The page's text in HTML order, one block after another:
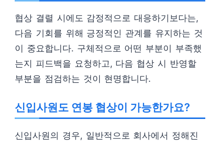
협상 결렬 시에도 감정적으로 대응하기보다는,
다음 기회를 위해 긍정적인 관계를 유지하는 것
이 중요합니다. 구체적으로 어떤 부분이 부족했
는지 피드백을 요청하고, 다음 협상 시 반영할
부분을 점검하는 것이 현명합니다.
신입사원도 연봉 협상이 가능한가요?
신입사원의 경우, 일반적으로 회사에서 정해진